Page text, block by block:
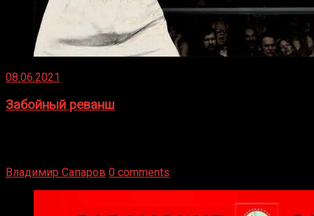
08.06.2021
Забойный реванш
Владимир Сапаров 0 comments